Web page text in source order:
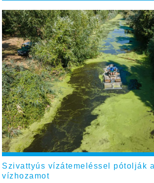
Szivattyús vízátemeléssel pótolják
vízhozamot